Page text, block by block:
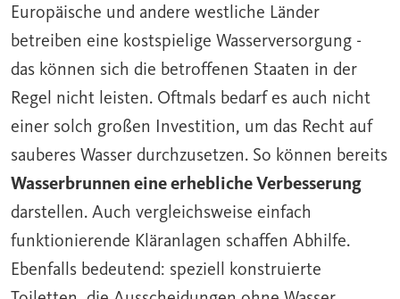
Europäische und andere westliche Länder
betreiben eine kostspielige Wasserversorgung -
das können sich die betroffenen Staaten in der
Regel nicht leisten. Oftmals bedarf es auch nicht
einer solch großen Investition, um das Recht auf
sauberes Wasser durchzusetzen. So können bereits
Wasserbrunnen eine erhebliche Verbesserung
darstellen. Auch vergleichsweise einfach
funktionierende Kläranlagen schaffen Abhilfe.
Ebenfalls bedeutend: speziell konstruierte